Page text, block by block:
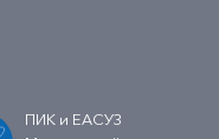
ПИК и ЕАСУЗ